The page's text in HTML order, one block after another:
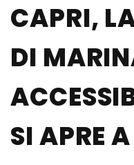
CAPRI,
DI
SI APRE